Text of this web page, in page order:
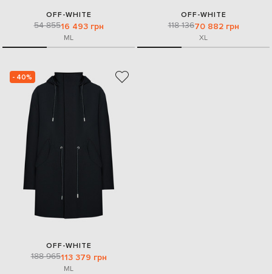
OFF-WHITE
54 85516 493 грн
ML
OFF-WHITE
118 13670 882 грн
XL
- 40%
OFF-WHITE
188 965113 379 грн
ML